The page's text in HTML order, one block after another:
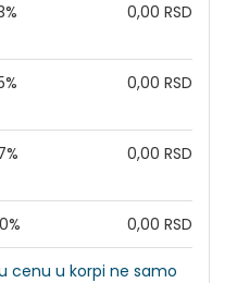
0,00 RSD
0,00 RSD
0,00 RSD
0,00 RSD
cenu u korpi ne samo